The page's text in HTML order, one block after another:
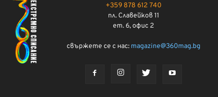
+359 878 612 740
пл. Славейков 11
ет. 6, офис 2
свържете се с нас: magazine@360mag.bg